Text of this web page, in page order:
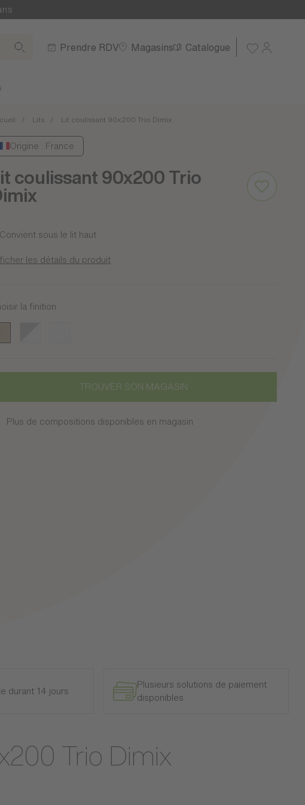
Prendre RDV Magasins Catalogue
Lits Lit coulissant 90x200 Trio Dimix
Origine : France
coulissant 90x200 Trio
Convient sous le lit haut
les détails du produit
la finition
TROUVER SON MAGASIN
Plus de compositions disponibles en magasin
durant 14 jours
Plusieurs solutions de paiement
disponibles
Trio Dimix